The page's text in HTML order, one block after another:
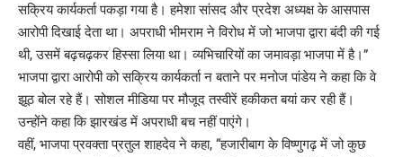
सक्रिय कार्यकर्ता पकड़ा गया है। हमेशा सांसद और प्रदेश अध्यक्ष के आसपास
आरोपी दिखाई देता था। अपराधी भीमराम ने विरोध में जो भाजपा द्वारा बंदी की गई
थी, उसमें बढ़चढ़कर हिस्सा लिया था। व्यभिचारियों का जमावड़ा भाजपा में है।”
भाजपा द्वारा आरोपी को सक्रिय कार्यकर्ता न बताने पर मनोज पांडेय ने कहा कि वे
झूठ बोल रहे हैं। सोशल मीडिया पर मौजूद तस्वीरें हकीकत बयां कर रही हैं।
उन्होंने कहा कि झारखंड में अपराधी बच नहीं पाएंगे।
वहीं, भाजपा प्रवक्ता प्रतुल शाहदेव ने कहा, “हजारीबाग के विष्णुगढ़ में जो कुछ